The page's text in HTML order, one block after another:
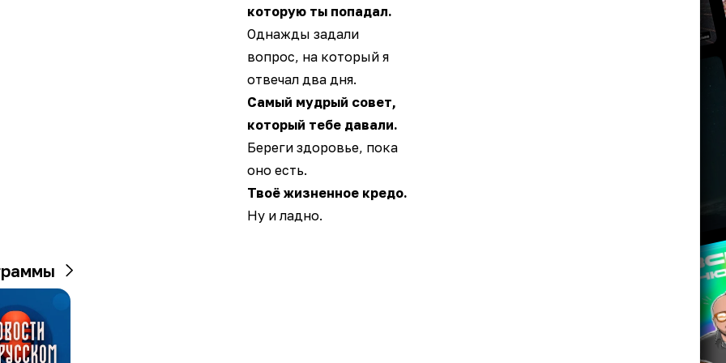
которую ты попадал.
Однажды задали
вопрос, на который я
отвечал два дня.
Самый мудрый совет,
который тебе давали.
Береги здоровье, пока
оно есть.
Твоё жизненное кредо.
Ну и ладно.